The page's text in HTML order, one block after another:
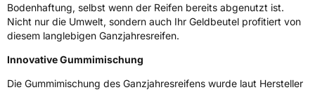
Bodenhaftung, selbst wenn der Reifen bereits abgenutzt ist.
Nicht nur die Umwelt, sondern auch Ihr Geldbeutel profitiert von
diesem langlebigen Ganzjahresreifen.
Innovative Gummimischung
Die Gummimischung des Ganzjahresreifens wurde laut Hersteller